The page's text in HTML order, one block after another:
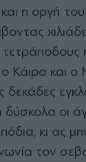
η οργή
Κάιρα και ο
οι
κι ας
τον